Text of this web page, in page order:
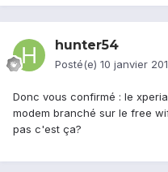
hunter54
Posté(e) 10 janvier
Donc vous confirmé : le
modem branché sur le free
pas c'est ça?